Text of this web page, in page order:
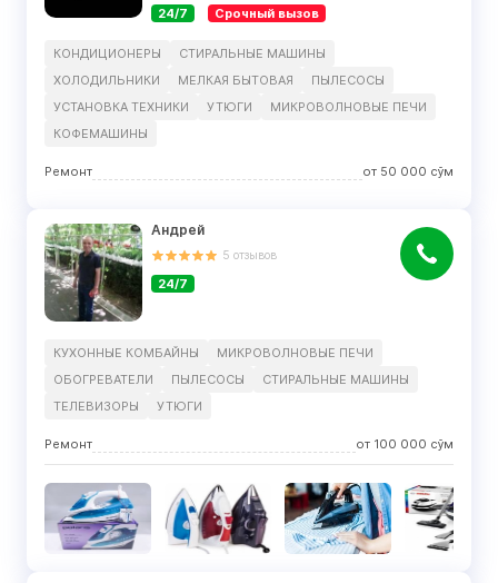
24/7 Срочный вызов
КОНДИЦИОНЕРЫ
СТИРАЛЬНЫЕ МАШИНЫ
ХОЛОДИЛЬНИКИ
МЕЛКАЯ БЫТОВАЯ
ПЫЛЕСОСЫ
УСТАНОВКА ТЕХНИКИ
УТЮГИ
МИКРОВОЛНОВЫЕ ПЕЧИ
КОФЕМАШИНЫ
Ремонт от 50 000 сўм
Андрей
5 отзывов
24/7
КУХОННЫЕ КОМБАЙНЫ
МИКРОВОЛНОВЫЕ ПЕЧИ
ОБОГРЕВАТЕЛИ
ПЫЛЕСОСЫ
СТИРАЛЬНЫЕ МАШИНЫ
ТЕЛЕВИЗОРЫ
УТЮГИ
Ремонт от 100 000 сўм